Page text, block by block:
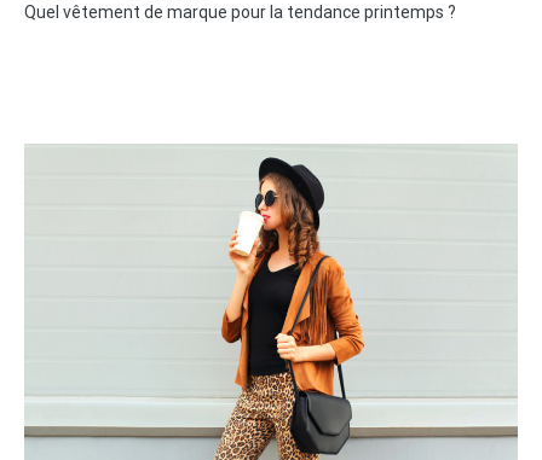
Quel vêtement de marque pour la tendance printemps ?